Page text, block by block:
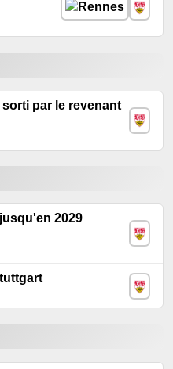
par le revenant
2029